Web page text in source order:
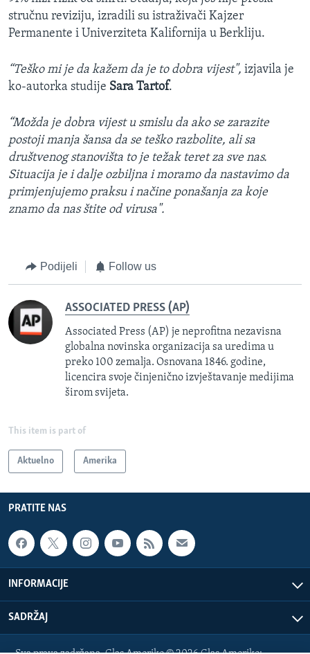
stručnu reviziju, izradili su istraživači Kajzer
Permanente i Univerziteta Kalifornija u Berkliju.
“Teško mi je da kažem da je to dobra vijest", izjavila je
ko-autorka studije Sara Tartof.
“Možda je dobra vijest u smislu da ako se zarazite
postoji manja šansa da se teško razbolite, ali sa
društvenog stanovišta to je težak teret za sve nas.
Situacija je i dalje ozbiljna i moramo da nastavimo da
primjenjujemo praksu i načine ponašanja za koje
znamo da nas štite od virusa".
Podijeli Follow us
ASSOCIATED PRESS (AP)
Associated Press (AP) je neprofitna nezavisna
globalna novinska organizacija sa uredima u
preko 100 zemalja. Osnovana 1846. godine,
licencira svoje činjenično izvještavanje medijima
širom svijeta.
This item is part of
Aktuelno Amerika
PRATITE NAS
INFORMACIJE
SADRŽAJ